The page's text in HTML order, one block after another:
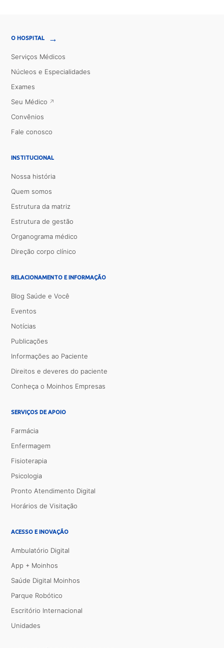
O HOSPITAL →
Serviços Médicos
Núcleos e Especialidades
Exames
Seu Médico
Convênios
Fale conosco
INSTITUCIONAL
Nossa história
Quem somos
Estrutura da matriz
Estrutura de gestão
Organograma médico
Direção corpo clínico
RELACIONAMENTO E INFORMAÇÃO
Blog Saúde e Você
Eventos
Notícias
Publicações
Informações ao Paciente
Direitos e deveres do paciente
Conheça o Moinhos Empresas
SERVIÇOS DE APOIO
Farmácia
Enfermagem
Fisioterapia
Psicologia
Pronto Atendimento Digital
Horários de Visitação
ACESSO E INOVAÇÃO
Ambulatório Digital
App + Moinhos
Saúde Digital Moinhos
Parque Robótico
Escritório Internacional
Unidades